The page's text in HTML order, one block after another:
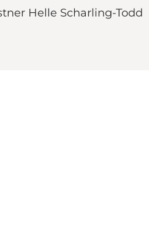
Helle Scharling-Todd